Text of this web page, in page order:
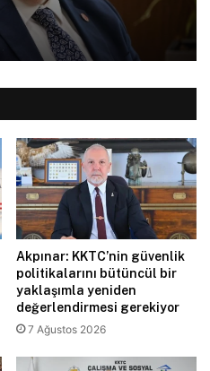
Akpınar: KKTC’nin güvenlik
politikalarını bütüncül bir
yaklaşımla yeniden
değerlendirmesi gerekiyor
7 Ağustos 2026